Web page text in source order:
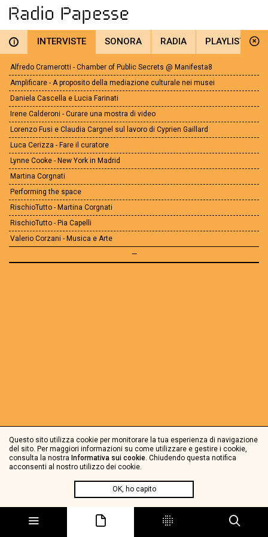
i INTERVISTE SONORA RADIA PLAYLIST
Alfredo Cramerotti - Chamber of Public Secrets @ Manifesta8
Amplificare - A proposito della mediazione culturale nei musei
Daniela Cascella e Lucia Farinati
Irene Calderoni - Curare una mostra di video
Lorenzo Fusi e Claudia Cargnel sul lavoro di Cyprien Gaillard
Luca Cerizza - Fare il curatore
Lynne Cooke - New York in Madrid
Martina Corgnati
Performing the space
RischioTutto - Martina Corgnati
RischioTutto - Pia Capelli
Valerio Corzani - Musica e Arte
—
Questo sito utilizza cookie per monitorare la tua esperienza di navigazione
del sito. Per maggiori informazioni su come utilizzare e gestire i cookie,
consulta la nostra Informativa sui cookie. Chiudendo questa notifica
acconsenti al nostro utilizzo dei cookie.
OK, ho capito